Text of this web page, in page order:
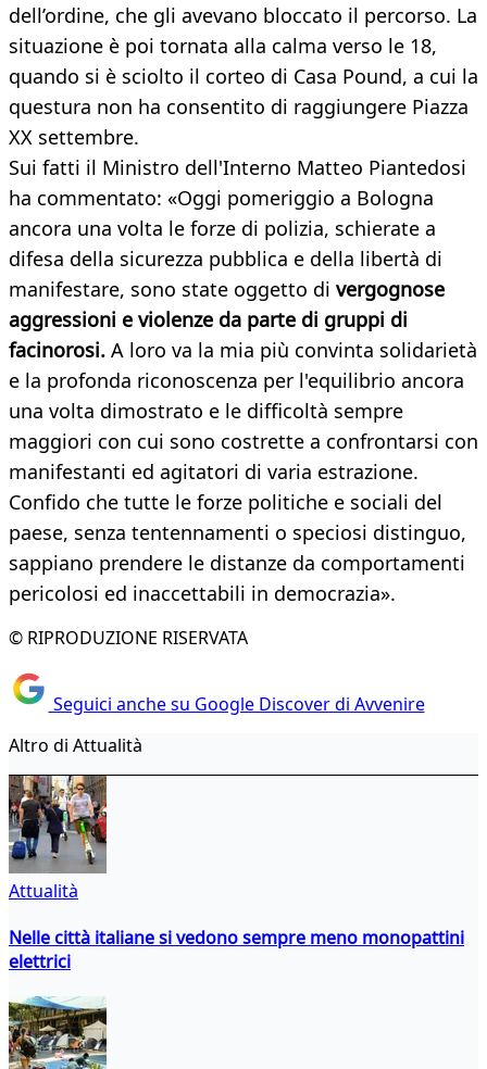
dell’ordine, che gli avevano bloccato il percorso. La
situazione è poi tornata alla calma verso le 18,
quando si è sciolto il corteo di Casa Pound, a cui la
questura non ha consentito di raggiungere Piazza
XX settembre.
Sui fatti il Ministro dell'Interno Matteo Piantedosi
ha commentato: «Oggi pomeriggio a Bologna
ancora una volta le forze di polizia, schierate a
difesa della sicurezza pubblica e della libertà di
manifestare, sono state oggetto di vergognose
aggressioni e violenze da parte di gruppi di
facinorosi. A loro va la mia più convinta solidarietà
e la profonda riconoscenza per l'equilibrio ancora
una volta dimostrato e le difficoltà sempre
maggiori con cui sono costrette a confrontarsi con
manifestanti ed agitatori di varia estrazione.
Confido che tutte le forze politiche e sociali del
paese, senza tentennamenti o speciosi distinguo,
sappiano prendere le distanze da comportamenti
pericolosi ed inaccettabili in democrazia».
© RIPRODUZIONE RISERVATA
Seguici anche su Google Discover di Avvenire
Altro di Attualità
Attualità
Nelle città italiane si vedono sempre meno monopattini
elettrici